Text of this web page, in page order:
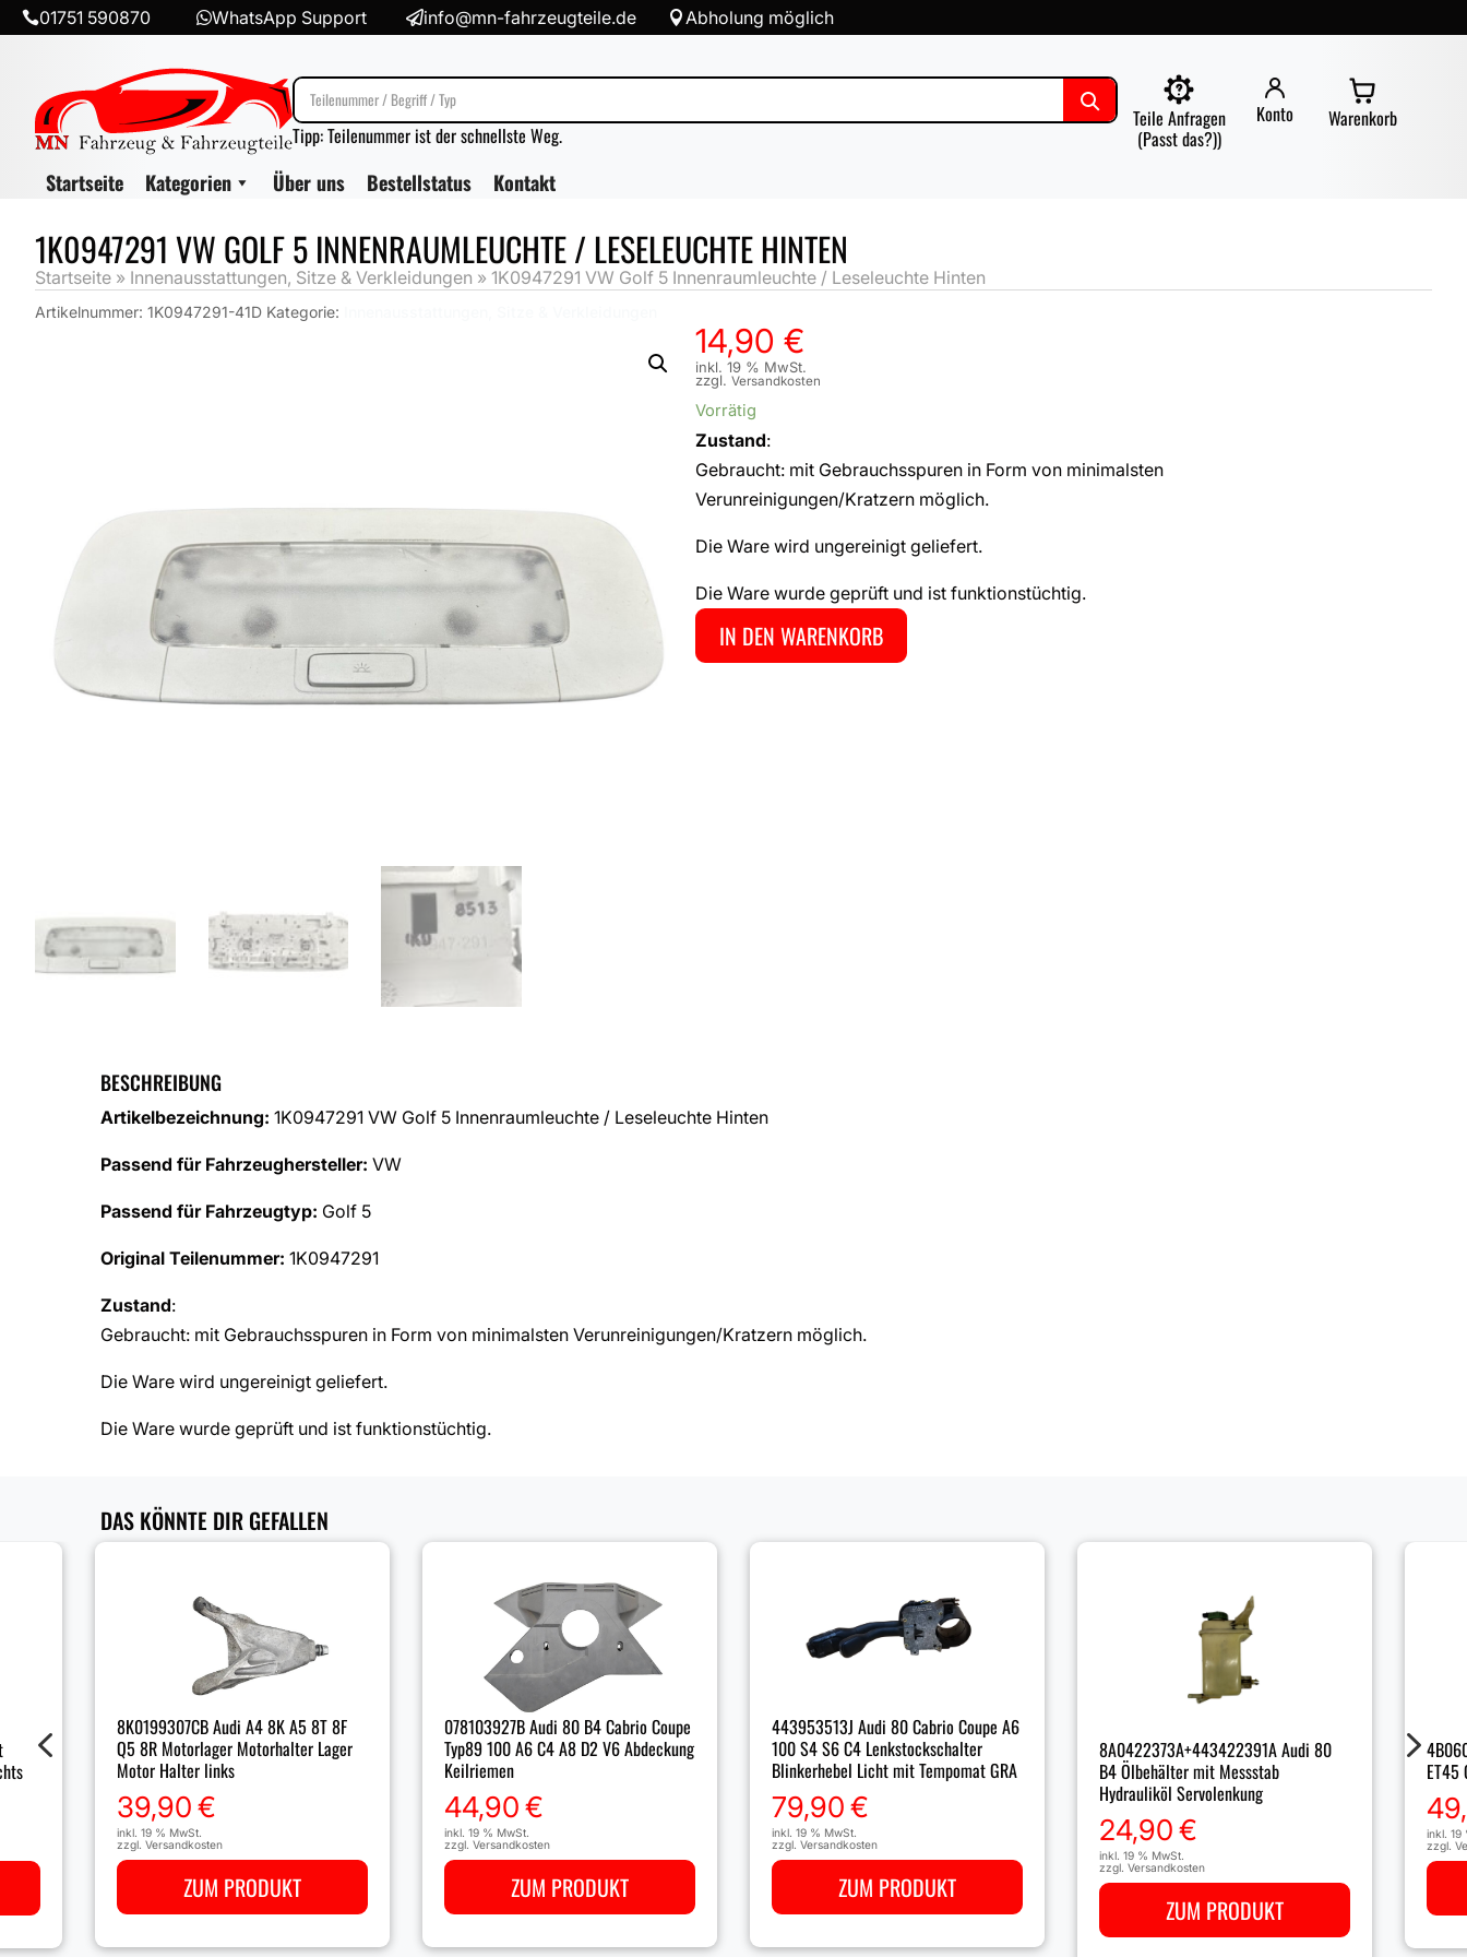
01751 590870 WhatsApp Support info@mn-fahrzeugteile.de Abholung möglich
Teile Anfragen
(Passt das?))
Konto Warenkorb
Tipp: Teilenummer ist der schnellste Weg.
Startseite Kategorien Über uns Bestellstatus Kontakt
1K0947291 VW GOLF 5 INNENRAUMLEUCHTE / LESELEUCHTE HINTEN
Startseite » Innenausstattungen, Sitze & Verkleidungen » 1K0947291 VW Golf 5 Innenraumleuchte / Leseleuchte Hinten
Artikelnummer: 1K0947291-41D Kategorie:
14,90 €
inkl. 19 % MwSt.
zzgl. Versandkosten
Vorrätig
Zustand:
Gebraucht: mit Gebrauchsspuren in Form von minimalsten
Verunreinigungen/Kratzern möglich.
Die Ware wird ungereinigt geliefert.
Die Ware wurde geprüft und ist funktionstüchtig.
IN DEN WARENKORB
BESCHREIBUNG
Artikelbezeichnung: 1K0947291 VW Golf 5 Innenraumleuchte / Leseleuchte Hinten
Passend für Fahrzeughersteller: VW
Passend für Fahrzeugtyp: Golf 5
Original Teilenummer: 1K0947291
Zustand:
Gebraucht: mit Gebrauchsspuren in Form von minimalsten Verunreinigungen/Kratzern möglich.
Die Ware wird ungereinigt geliefert.
Die Ware wurde geprüft und ist funktionstüchtig.
DAS KÖNNTE DIR GEFALLEN
8K0199307CB Audi A4 8K A5 8T 8F
Q5 8R Motorlager Motorhalter Lager
Motor Halter links
39,90€
inkl. 19 % MwSt.
zzgl. Versandkosten
ZUM PRODUKT
078103927B Audi 80 B4 Cabrio Coupe
Typ89 100 A6 C4 A8 D2 V6 Abdeckung
Keilriemen
44,90€
inkl. 19 % MwSt.
zzgl. Versandkosten
ZUM PRODUKT
443953513J Audi 80 Cabrio Coupe A6
100 S4 S6 C4 Lenkstockschalter
Blinkerhebel Licht mit Tempomat GRA
79,90€
inkl. 19 % MwSt.
zzgl. Versandkosten
ZUM PRODUKT
8A0422373A+443422391A Audi 80
B4 Ölbehälter mit Messstab
Hydrauliköl Servolenkung
24,90€
inkl. 19 % MwSt.
zzgl. Versandkosten
ZUM PRODUKT
ET45
inkl. 19
zzgl.
4 5